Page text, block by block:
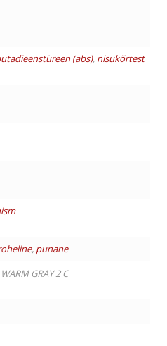
(abs), nisukõrtest
, punane
GRAY 2 C